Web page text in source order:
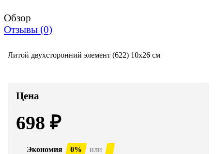
Обзор
Отзывы (0)
Литой двухсторонний элемент (622) 10x26 см
Цена
698 ₽
Экономия 0% или